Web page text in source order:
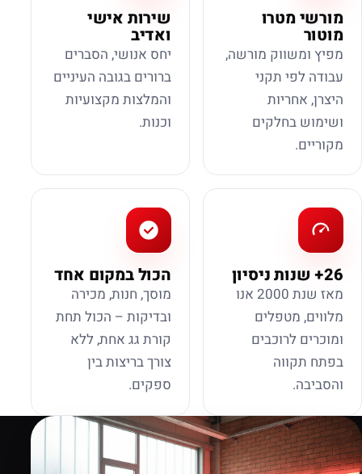
מורשי מטרו
מוטור
מפיץ ומשווק מורשה,
עבודה לפי תקני
היצרן, אחריות
ושימוש בחלקים
מקוריים.
שירות אישי
ואדיב
יחס אנושי, הסברים
ברורים בגובה העיניים
והמלצות מקצועיות
וכנות.
26+ שנות ניסיון
מאז שנת 2000 אנו
מלווים, מטפלים
ומוכרים לרוכבים
בפתח תקווה
והסביבה.
הכול במקום אחד
מוסך, חנות, מכירה
ובדיקות – הכול תחת
קורת גג אחת, ללא
צורך בריצות בין
ספקים.